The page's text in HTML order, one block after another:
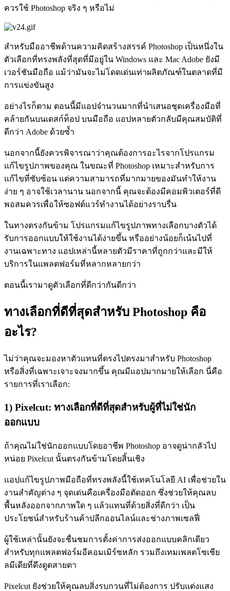
ควรใช้ Photoshop จริง ๆ หรือไม่
สำหรับมืออาชีพด้านความคิดสร้างสรรค์ Photoshop เป็นหนึ่งใน
ตัวเลือกที่ทรงพลังที่สุดที่มีอยู่ใน Windows และ Mac Adobe ยังมี
เวอร์ชันมือถือ แม้ว่ามันจะไม่โดดเด่นเท่าผลิตภัณฑ์ในตลาดที่มี
การแข่งขันสูง
อย่างไรก็ตาม ตอนนี้มีแอปจำนวนมากที่นำเสนอชุดเครื่องมือที่
คล้ายกันบนเดสก์ท็อป บนมือถือ แอปหลายตัวกลับมีคุณสมบัติที่
ดีกว่า Adobe ด้วยซ้ำ
นอกจากนี้ยังควรพิจารณาว่าคุณต้องการอะไรจากโปรแกรม
แก้ไขรูปภาพของคุณ ในขณะที่ Photoshop เหมาะสำหรับการ
แก้ไขที่ซับซ้อน แต่ความสามารถที่มากมายของมันทำให้งาน
ง่าย ๆ อาจใช้เวลานาน นอกจากนี้ คุณจะต้องมีคอมพิวเตอร์ที่ดี
พอสมควรเพื่อให้ซอฟต์แวร์ทำงานได้อย่างราบรื่น
ในทางตรงกันข้าม โปรแกรมแก้ไขรูปภาพทางเลือกบางตัวได้
รับการออกแบบให้ใช้งานได้ง่ายขึ้น หรืออย่างน้อยก็เน้นไปที่
งานเฉพาะทาง แอปเหล่านี้หลายตัวมีราคาที่ถูกกว่าและมีให้
บริการในแพลตฟอร์มที่หลากหลายกว่า
ตอนนี้เรามาดูตัวเลือกที่ดีกว่ากันดีกว่า
ทางเลือกที่ดีที่สุดสำหรับ Photoshop คือ
อะไร?
ไม่ว่าคุณจะมองหาตัวแทนที่ตรงไปตรงมาสำหรับ Photoshop
หรือสิ่งที่เฉพาะเจาะจงมากขึ้น คุณมีแอปมากมายให้เลือก นี่คือ
รายการที่เราเลือก:
1) Pixelcut: ทางเลือกที่ดีที่สุดสำหรับผู้ที่ไม่ใช่นัก
ออกแบบ
ถ้าคุณไม่ใช่นักออกแบบโดยอาชีพ Photoshop อาจดูน่ากลัวไป
หน่อย Pixelcut นั้นตรงกันข้ามโดยสิ้นเชิง
แอปแก้ไขรูปภาพมือถือที่ทรงพลังนี้ใช้เทคโนโลยี AI เพื่อช่วยใน
งานสำคัญต่าง ๆ จุดเด่นคือเครื่องมือตัดออก ซึ่งช่วยให้คุณลบ
พื้นหลังออกจากภาพใด ๆ แล้วแทนที่ด้วยสิ่งที่ดีกว่า เป็น
ประโยชน์สำหรับร้านค้าปลีกออนไลน์และช่างภาพเซลฟี่
ผู้ใช้เหล่านั้นยังจะชื่นชมการตั้งค่าการส่งออกแบบคลิกเดียว
สำหรับทุกแพลตฟอร์มอีคอมเมิร์ซหลัก รวมถึงเทมเพลตโซเชีย
ลมีเดียที่ดึงดูดสายตา
Pixelcut ยังช่วยให้คุณลบสิ่งรบกวนที่ไม่ต้องการ ปรับแต่งแสง